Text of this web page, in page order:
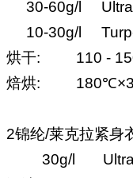
30-60g/l
10-30g/l
烘干: 110 -
焙烘:
2锦纶/莱克拉紧身
30g/l